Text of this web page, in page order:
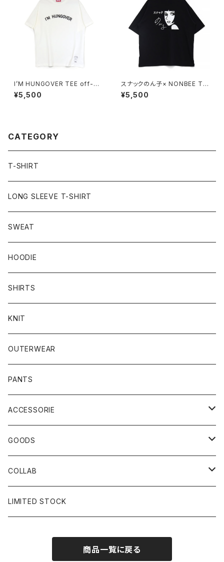
I’M HUNGOVER TEE off-wh
ite/black
¥5,500
スナックのん子× NONBEE Tシ
ャツ black/white
¥5,500
CATEGORY
T-SHIRT
LONG SLEEVE T-SHIRT
SWEAT
HOODIE
SHIRTS
KNIT
OUTERWEAR
PANTS
ACCESSORIE
CAP
BUCKET HAT
SOCKS
GOODS
STICKER
GLASS
COLLAB
×岩井ジョニ男
LIMITED STOCK
商品一覧に戻る